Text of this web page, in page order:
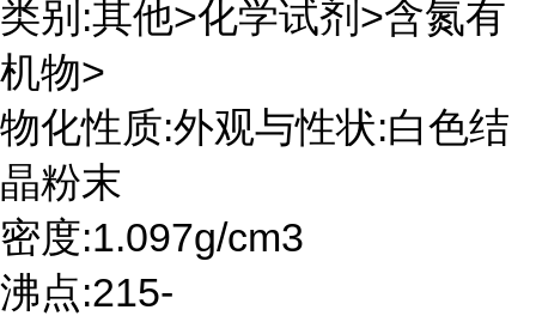
类别:其他>化学试剂>含氮有
机物>
物化性质:外观与性状:白色结
晶粉末
密度:1.097g/cm3
沸点:215-